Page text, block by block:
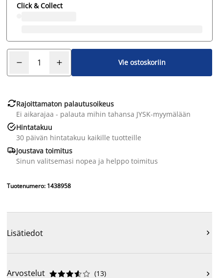
Click & Collect
Vie ostoskoriin
Rajoittamaton palautusoikeus
Ei aikarajaa - palauta mihin tahansa JYSK-myymälään
Hintatakuu
30 päivän hintatakuu kaikille tuotteille
Joustava toimitus
Sinun valitsemasi nopea ja helppo toimitus
Tuotenumero: 1438958
Lisätiedot 
Arvostelut 




 (13) 